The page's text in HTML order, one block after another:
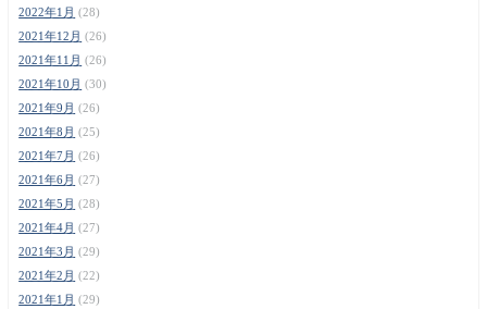
2022年1月 (28)
2021年12月 (26)
2021年11月 (26)
2021年10月 (30)
2021年9月 (26)
2021年8月 (25)
2021年7月 (26)
2021年6月 (27)
2021年5月 (28)
2021年4月 (27)
2021年3月 (29)
2021年2月 (22)
2021年1月 (29)